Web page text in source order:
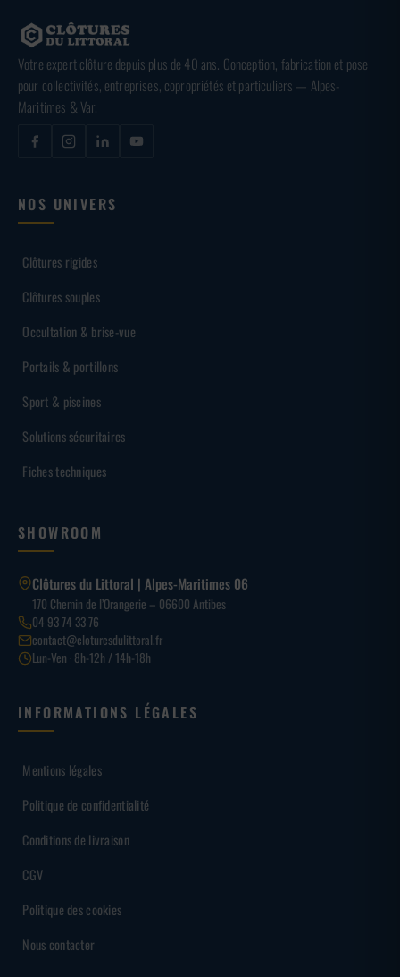
Votre expert clôture depuis plus de 40 ans. Conception, fabrication et pose
pour collectivités, entreprises, copropriétés et particuliers — Alpes-
Maritimes & Var.
NOS UNIVERS
Clôtures rigides
Clôtures souples
Occultation & brise-vue
Portails & portillons
Sport & piscines
Solutions sécuritaires
Fiches techniques
SHOWROOM
Clôtures du Littoral | Alpes-Maritimes 06
170 Chemin de l’Orangerie – 06600 Antibes
04 93 74 33 76
contact@cloturesdulittoral.fr
Lun-Ven · 8h-12h / 14h-18h
INFORMATIONS LÉGALES
Mentions légales
Politique de confidentialité
Conditions de livraison
CGV
Politique des cookies
Nous contacter